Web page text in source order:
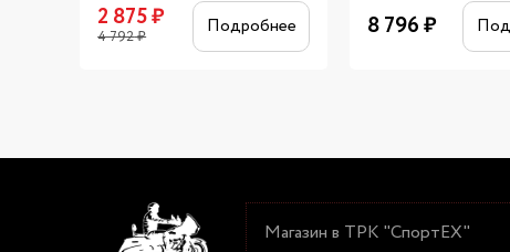
2 875₽
4 792₽ Подробнее 8 796₽
Магазин в ТРК "СпортЕХ"